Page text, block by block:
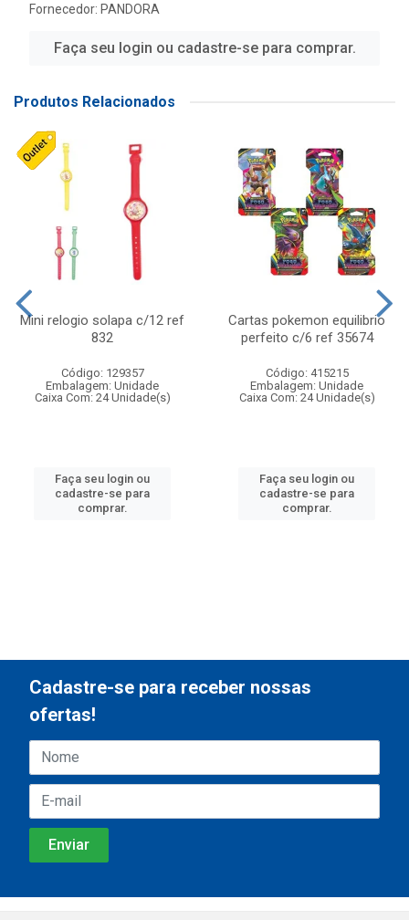
Fornecedor: PANDORA
Faça seu login ou cadastre-se para comprar.
Produtos Relacionados
Mini relogio solapa c/12 ref
832
Código: 129357
Embalagem: Unidade
Caixa Com: 24 Unidade(s)
Faça seu login ou
cadastre-se para
comprar.
Cartas pokemon equilibrio
perfeito c/6 ref 35674
Código: 415215
Embalagem: Unidade
Caixa Com: 24 Unidade(s)
Faça seu login ou
cadastre-se para
comprar.
Cadastre-se para receber nossas
ofertas!